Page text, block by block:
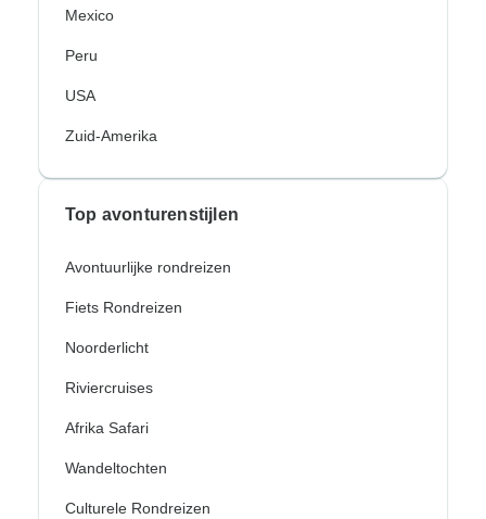
Mexico
Peru
USA
Zuid-Amerika
Top avonturenstijlen
Avontuurlijke rondreizen
Fiets Rondreizen
Noorderlicht
Riviercruises
Afrika Safari
Wandeltochten
Culturele Rondreizen